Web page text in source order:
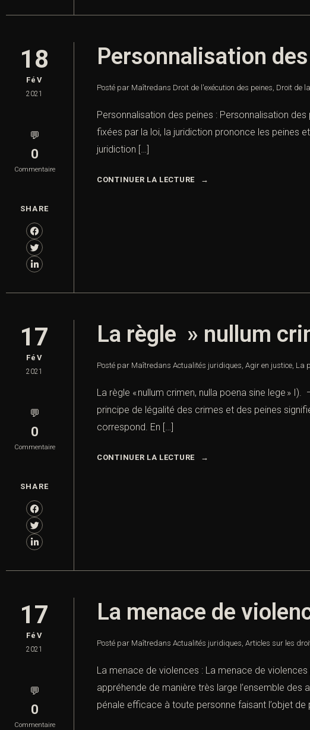
18
FéV
2021
💬
0
Commentaire
SHARE
Personnalisation
Posté par Maîtredans Droit de l'exécution des peines, Droit de
Personnalisation des peines : Personnalisation des
fixées par la loi, la juridiction prononce les peines
juridiction […]
CONTINUER LA LECTURE
17
FéV
2021
💬
0
Commentaire
SHARE
La règle » nullum
Posté par Maîtredans Actualités juridiques, Agir en justice, La
La règle « nullum crimen, nulla poena sine lege »
principe de légalité des crimes et des peines
correspond. En […]
CONTINUER LA LECTURE
17
FéV
2021
💬
0
Commentaire
La menace de
Posté par Maîtredans Actualités juridiques, Articles sur les
La menace de violences : La menace de
appréhende de manière très large l’ensemble des
pénale efficace à toute personne faisant l’objet de